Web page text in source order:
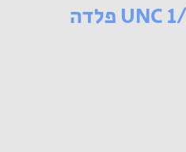
משושה UNC 1/2-13X40 פלדה